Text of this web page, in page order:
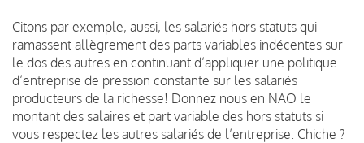
Citons par exemple, aussi, les salariés hors statuts qui
ramassent allègrement des parts variables indécentes sur
le dos des autres en continuant d’appliquer une politique
d’entreprise de pression constante sur les salariés
producteurs de la richesse! Donnez nous en NAO le
montant des salaires et part variable des hors statuts si
vous respectez les autres salariés de l’entreprise. Chiche ?